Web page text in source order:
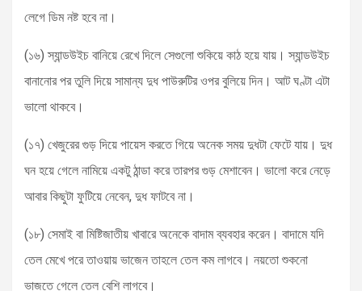
লেগে ডিম নষ্ট হবে না।
(১৬) স্যান্ডউইচ বানিয়ে রেখে দিলে সেগুলো শুকিয়ে কাঠ হয়ে যায়। স্যান্ডউইচ
বানানোর পর তুলি দিয়ে সামান্য দুধ পাউরুটির ওপর বুলিয়ে দিন। আট ঘণ্টা এটা
ভালো থাকবে।
(১৭) খেজুরের গুড় দিয়ে পায়েস করতে গিয়ে অনেক সময় দুধটা ফেটে যায়। দুধ
ঘন হয়ে গেলে নামিয়ে একটু ঠান্ডা করে তারপর গুড় মেশাবেন। ভালো করে নেড়ে
আবার কিছুটা ফুটিয়ে নেবেন, দুধ ফাটবে না।
(১৮) সেমাই বা মিষ্টিজাতীয় খাবারে অনেকে বাদাম ব্যবহার করেন। বাদামে যদি
তেল মেখে পরে তাওয়ায় ভাজেন তাহলে তেল কম লাগবে। নয়তো শুকনো
ভাজতে গেলে তেল বেশি লাগবে।